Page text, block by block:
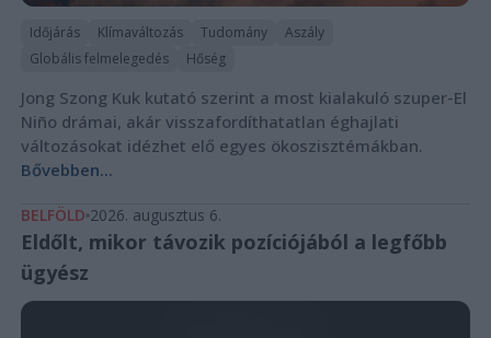
Időjárás Klímaváltozás Tudomány
Aszály
Globális felmelegedés
Hőség
Jong Szong Kuk kutató szerint a most kialakuló szuper-El
Niño drámai, akár visszafordíthatatlan éghajlati
változásokat idézhet elő egyes ökoszisztémákban.
Bővebben...
BELFÖLD 2026. augusztus 6.
Eldőlt, mikor távozik pozíciójából a legfőbb
ügyész